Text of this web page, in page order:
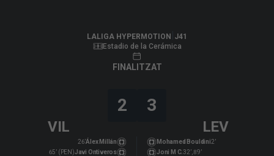
LALIGA HYPERMOTION J41
Estadio de la Cerámica
FINALITZAT
VIL
2 3
LEV
26’Álex Millán
65’ (PEN)Javi Ontiveros
2’
Mohamed Bouldini
32’, 89’
Joni M C.